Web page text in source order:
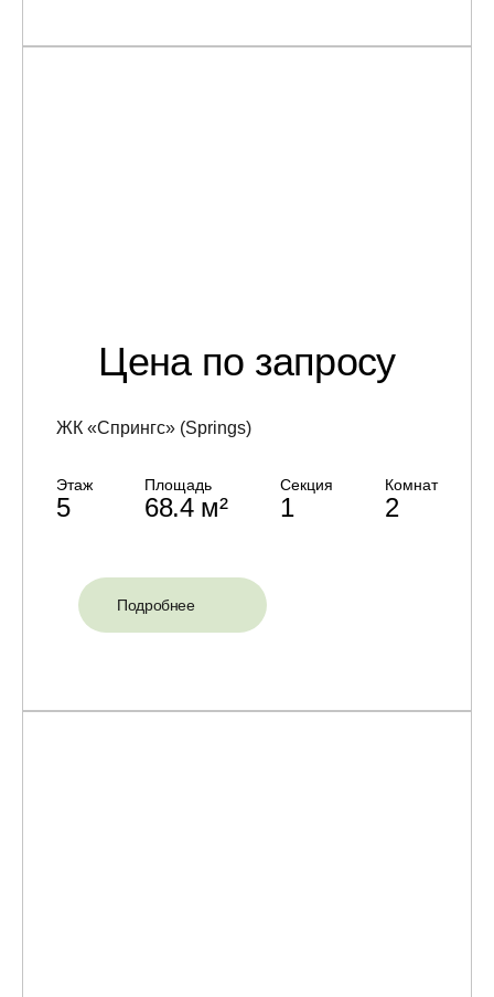
Цена по запросу
ЖК «Спрингс» (Springs)
Этаж
5
Площадь
68.4 м²
Секция
1
Комнат
2
Подробнее